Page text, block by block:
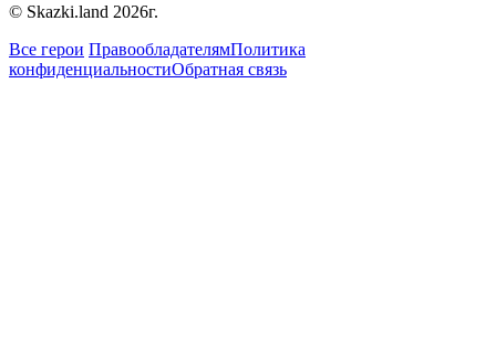
© Skazki.land 2026г.
Все герои ПравообладателямПолитика
конфиденциальностиОбратная связь